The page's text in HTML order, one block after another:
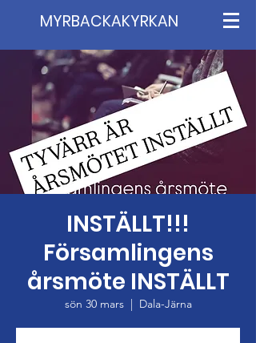
MYRBACKAKYRKAN
INSTÄLLT!!!
Församlingens
årsmöte INSTÄLLT
sön 30 mars
  |
Dala-Järna